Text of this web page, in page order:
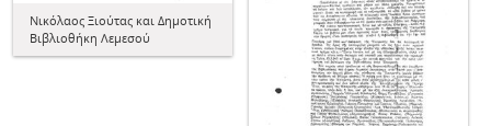
Νικόλαος Ξιούτας και Δημοτική
Βιβλιοθήκη Λεμεσού